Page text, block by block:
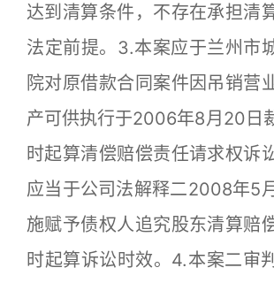
达到清算条件，不存在承担清
法定前提。3.本案应于兰州市
院对原借款合同案件因吊销营
产可供执行于2006年8月20日
时起算清偿赔偿责任请求权诉
应当于公司法解释二2008年5
施赋予债权人追究股东清算赔
时起算诉讼时效。4.本案二审